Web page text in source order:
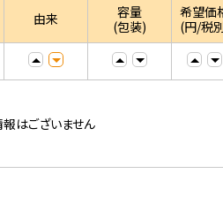
由来
容量
(包装)
希望価
(円/税
はございません